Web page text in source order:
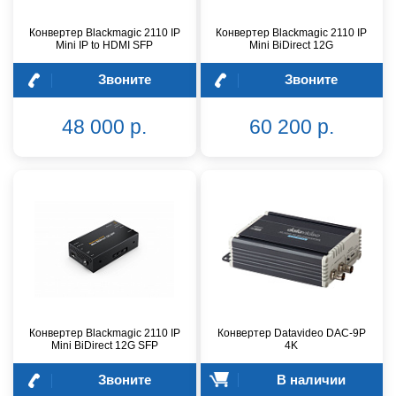
Конвертер Blackmagic 2110 IP
Mini IP to HDMI SFP
Звоните
48 000 р.
Конвертер Blackmagic 2110 IP
Mini BiDirect 12G
Звоните
60 200 р.
Конвертер Blackmagic 2110 IP
Mini BiDirect 12G SFP
Звоните
Конвертер Datavideo DAC-9P
4K
В наличии